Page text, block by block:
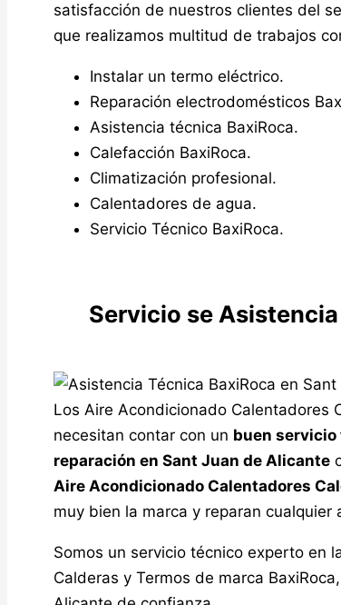
satisfacción de nuestros clientes del
que realizamos multitud de trabajos
Instalar un termo eléctrico.
Reparación electrodomésticos
Asistencia técnica BaxiRoca.
Calefacción BaxiRoca.
Climatización profesional.
Calentadores de agua.
Servicio Técnico BaxiRoca.
Servicio se
Los Aire Acondicionado Calentadores
necesitan contar con un buen
reparación en Sant Juan de Alicante
Aire Acondicionado Calentadores
muy bien la marca y reparan
Somos un servicio técnico experto en
Calderas y Termos de marca